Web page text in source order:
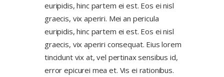
euripidis, hinc partem ei est. Eos ei nisl
graecis, vix aperiri. Mei an pericula
euripidis, hinc partem ei est. Eos ei nisl
graecis, vix aperiri consequat. Eius lorem
tincidunt vix at, vel pertinax sensibus id,
error epicurei mea et. Vis ei rationibus.